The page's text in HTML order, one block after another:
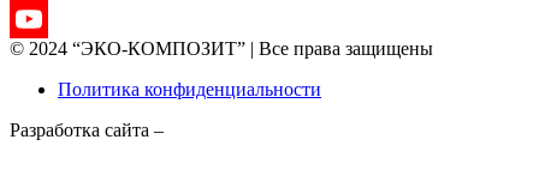
Instagram
YouTube
Channel
© 2024 “ЭКО-КОМПОЗИТ” | Все права защищены
Политика конфиденциальности
Разработка сайта –